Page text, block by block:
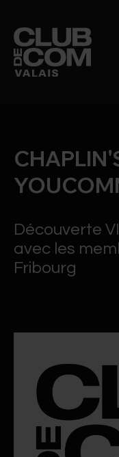
Découverte
avec les
Fribourg